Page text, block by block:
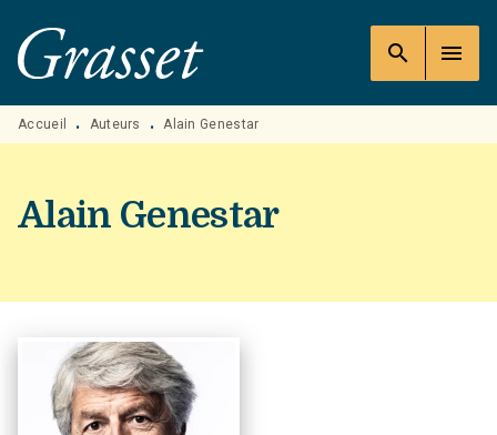
MENU RECHERCHE
PIED DE PAGE
search menu
Accueil • Auteurs • Alain Genestar
Alain Genestar